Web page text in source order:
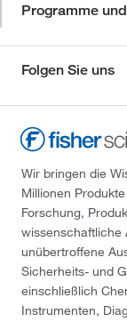
Programme
Folgen Sie uns
Wir bringen die
Millionen
Forschung,
wissenschaftliche
unübertroffene
Sicherheits- und
einschließlich
Instrumenten,